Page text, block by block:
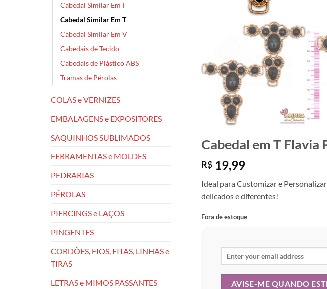
Cabedal Similar Em I
Cabedal Similar Em T
Cabedal Similar Em V
Cabedais de Tecido
Cabedais de Plástico ABS
Tramas de Pérolas
COLAS e VERNIZES
EMBALAGENS e EXPOSITORES
SAQUINHOS SUBLIMADOS
FERRAMENTAS e MOLDES
PEDRARIAS
PÉROLAS
PIERCINGS e LAÇOS
PINGENTES
CORDÕES, FIOS, FITAS, LINHAS e
TIRAS
LETRAS e MIMOS PASSANTES
Cabedal em T Flavia
R$ 19,99
Ideal para Customizar e
delicados e diferentes!
Fora de estoque